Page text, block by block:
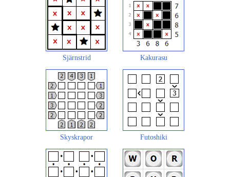
Sjärnstrid Kakurasu
Skyskrapor Futoshiki